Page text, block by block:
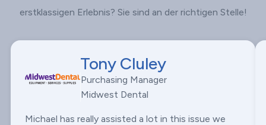
erstklassigen Erlebnis? Sie sind an der richtigen Stelle!
Tony Cluley
Purchasing Manager
Midwest Dental
Michael has really assisted a lot in this issue we